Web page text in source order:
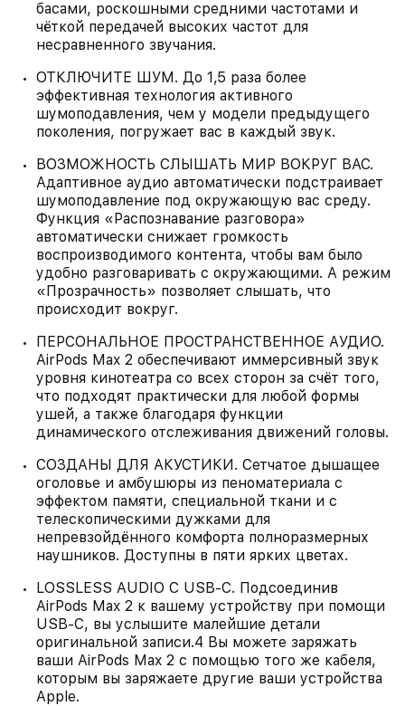
басами, роскошными средними частотами и
чёткой передачей высоких частот для
несравненного звучания.
ОТКЛЮЧИТЕ ШУМ. До 1,5 раза более
эффективная технология активного
шумоподавления, чем у модели предыдущего
поколения, погружает вас в каждый звук.
ВОЗМОЖНОСТЬ СЛЫШАТЬ МИР ВОКРУГ ВАС.
Адаптивное аудио автоматически подстраивает
шумоподавление под окружающую вас среду.
Функция «Распознавание разговора»
автоматически снижает громкость
воспроизводимого контента, чтобы вам было
удобно разговаривать с окружающими. А режим
«Прозрачность» позволяет слышать, что
происходит вокруг.
ПЕРСОНАЛЬНОЕ ПРОСТРАНСТВЕННОЕ АУДИО.
AirPods Max 2 обеспечивают иммерсивный звук
уровня кинотеатра со всех сторон за счёт того,
что подходят практически для любой формы
ушей, а также благодаря функции
динамического отслеживания движений головы.
СОЗДАНЫ ДЛЯ АКУСТИКИ. Сетчатое дышащее
оголовье и амбушюры из пеноматериала с
эффектом памяти, специальной ткани и с
телескопическими дужками для
непревзойдённого комфорта полноразмерных
наушников. Доступны в пяти ярких цветах.
LOSSLESS AUDIO С USB-C. Подсоединив
AirPods Max 2 к вашему устройству при помощи
USB-C, вы услышите малейшие детали
оригинальной записи.4 Вы можете заряжать
ваши AirPods Max 2 с помощью того же кабеля,
которым вы заряжаете другие ваши устройства
Apple.